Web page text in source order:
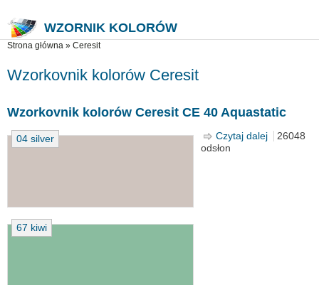
WZORNIK KOLORÓW
Jesteś tutaj
Strona główna » Ceresit
Wzorkovnik kolorów Ceresit
Wzorkovnik kolorów Ceresit CE 40 Aquastatic
04 silver
67 kiwi
Czytaj dalej wpis
26048
odsłon